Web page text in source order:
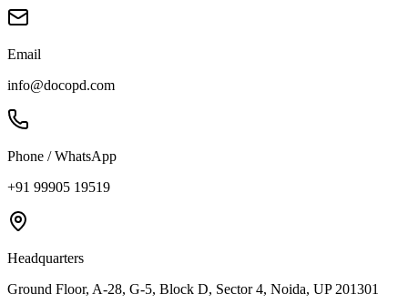
Email
info@docopd.com
Phone / WhatsApp
+91 99905 19519
Headquarters
Ground Floor, A-28, G-5, Block D, Sector 4, Noida, UP 201301